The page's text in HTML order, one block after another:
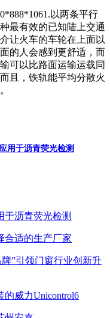
以两条平行
最有效的已知陆上交通
让火车的车轮在上面以
的人会感到更舒适，而
可以比路面运输运载同
且，铁轨能平均分散火
用于沥青荧光检测
于沥青荧光检测
合适的生产厂家
”引领门窗行业创新升
威力Unicontrol6